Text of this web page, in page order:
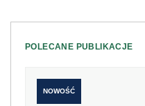
POLECANE PUBLIKACJE
NOWOŚĆ